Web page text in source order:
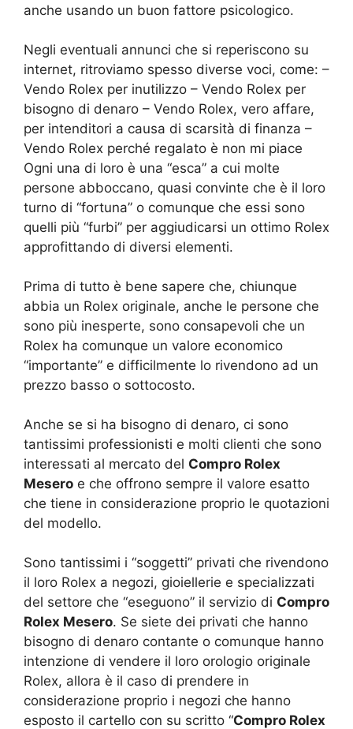
anche usando un buon fattore psicologico.
Negli eventuali annunci che si reperiscono su
internet, ritroviamo spesso diverse voci, come: –
Vendo Rolex per inutilizzo – Vendo Rolex per
bisogno di denaro – Vendo Rolex, vero affare,
per intenditori a causa di scarsità di finanza –
Vendo Rolex perché regalato è non mi piace
Ogni una di loro è una “esca” a cui molte
persone abboccano, quasi convinte che è il loro
turno di “fortuna” o comunque che essi sono
quelli più “furbi” per aggiudicarsi un ottimo Rolex
approfittando di diversi elementi.
Prima di tutto è bene sapere che, chiunque
abbia un Rolex originale, anche le persone che
sono più inesperte, sono consapevoli che un
Rolex ha comunque un valore economico
“importante” e difficilmente lo rivendono ad un
prezzo basso o sottocosto.
Anche se si ha bisogno di denaro, ci sono
tantissimi professionisti e molti clienti che sono
interessati al mercato del Compro Rolex
Mesero e che offrono sempre il valore esatto
che tiene in considerazione proprio le quotazioni
del modello.
Sono tantissimi i “soggetti” privati che rivendono
il loro Rolex a negozi, gioiellerie e specializzati
del settore che “eseguono” il servizio di Compro
Rolex Mesero. Se siete dei privati che hanno
bisogno di denaro contante o comunque hanno
intenzione di vendere il loro orologio originale
Rolex, allora è il caso di prendere in
considerazione proprio i negozi che hanno
esposto il cartello con su scritto “Compro Rolex